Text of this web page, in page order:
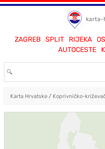
karta-
ZAGREB SPLIT RIJEKA
AUTOCESTE
Karta Hrvatske/ Koprivničko-